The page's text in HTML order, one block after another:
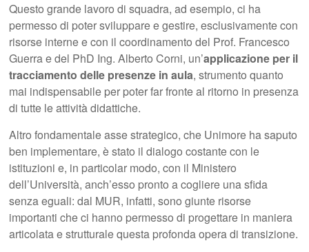
Questo grande lavoro di squadra, ad esempio, ci ha
permesso di poter sviluppare e gestire, esclusivamente con
risorse interne e con il coordinamento del Prof. Francesco
Guerra e del PhD Ing. Alberto Corni, un’applicazione per il
tracciamento delle presenze in aula, strumento quanto
mai indispensabile per poter far fronte al ritorno in presenza
di tutte le attività didattiche.
Altro fondamentale asse strategico, che Unimore ha saputo
ben implementare, è stato il dialogo costante con le
istituzioni e, in particolar modo, con il Ministero
dell’Università, anch’esso pronto a cogliere una sfida
senza eguali: dal MUR, infatti, sono giunte risorse
importanti che ci hanno permesso di progettare in maniera
articolata e strutturale questa profonda opera di transizione.